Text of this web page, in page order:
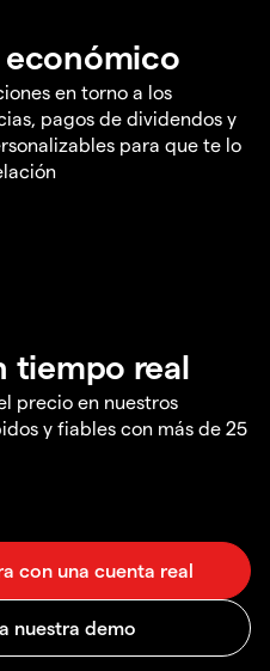
en torno a los
pagos de dividendos y
para que te lo
tiempo real
precio en nuestros
y fiables con más de 25